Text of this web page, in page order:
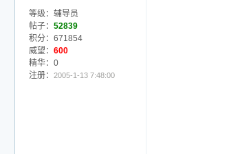
等级：辅导员
帖子： 52839
积分：671854
威望： 600
精华：0
注册：
2005-1-13 7:48:00